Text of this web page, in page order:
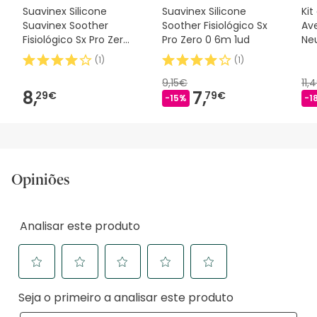
Suavinex Silicone
Suavinex Soother
Fisiológico Sx Pro Zero
2m 1 peça
(1)
8,29€
Suavinex Silicone
Soother Fisiológico Sx
Pro Zero 0 6m 1ud
(1)
9,15€
-15% 7,79€
Kit
-
Opiniões
Analisar este produto
para
para
para
para
para
Seja o primeiro a analisar este produto